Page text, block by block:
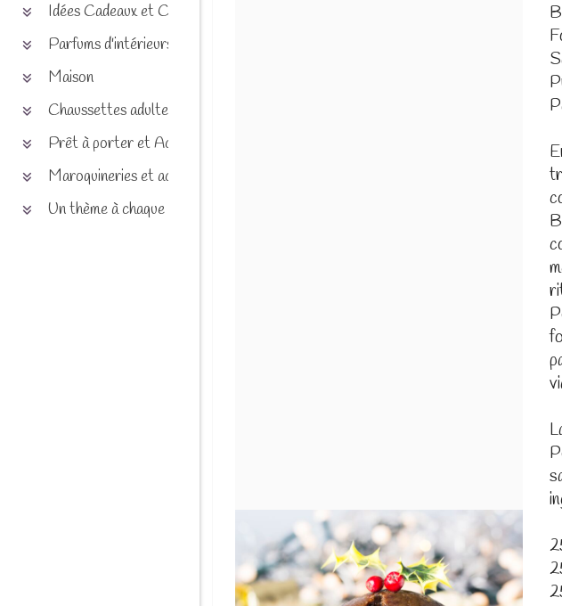
Idées Cadeaux et Chèques
Parfums d'intérieurs
Maison
Chaussettes adultes et enfants
Prêt à porter et Accessoires
Maroquineries et accessoires
Un thème à chaque saison